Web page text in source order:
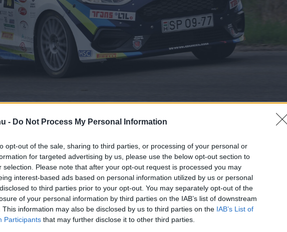
- Do Not Process My Personal Information
opt-out of the sale, sharing to third parties, or processing of your personal or
for targeted advertising by us, please use the below opt-out section to
selection. Please note that after your opt-out request is processed you may
interest-based ads based on personal information utilized by us or personal
to third parties prior to your opt-out. You may separately opt-out of the
of your personal information by third parties on the IAB’s list of downstream
This information may also be disclosed by us to third parties on the IAB’s List of
Participants that may further disclose it to other third parties.
de már nagyon régen
X Pinterest WhatsApp
FRISS